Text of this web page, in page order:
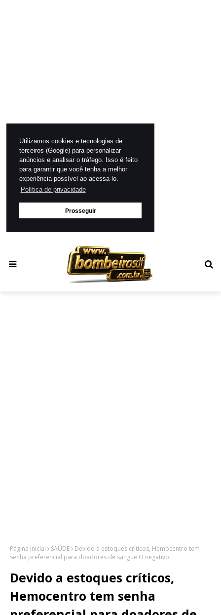
Utilizamos cookies e tecnologias de
terceiros (Google) para personalizar
anúncios e analisar o tráfego. Isso é feito
para garantir que você tenha a melhor
experiência possível ao acessa-lo.
Política de privacidade
Prosseguir
Página inicial SAÚDE
Devido a estoques críticos, Hemocentro tem
senha preferencial para doadores de sangue O negativo
Devido a estoques críticos,
Hemocentro tem senha